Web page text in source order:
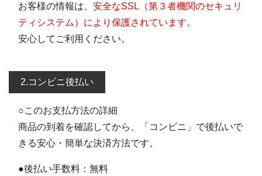
お客様の情報は、 安全なSSL（第３者機関のセキュリ
ティシステム）により保護されています。
安心してご利用ください。
2.コンビニ後払い
○このお支払方法の詳細
商品の到着を確認してから、「コンビニ」で後払いで
きる安心・簡単な決済方法です。
●後払い手数料：無料